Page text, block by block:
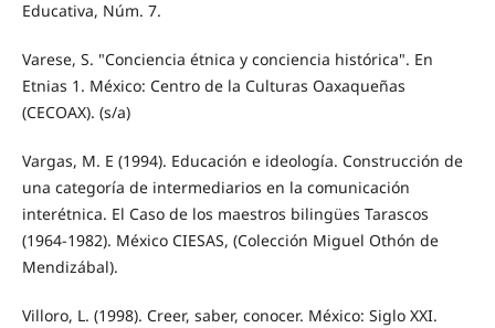
Educativa, Núm. 7.
Varese, S. "Conciencia étnica y conciencia histórica". En
Etnias 1. México: Centro de la Culturas Oaxaqueñas
(CECOAX). (s/a)
Vargas, M. E (1994). Educación e ideología. Construcción de
una categoría de intermediarios en la comunicación
interétnica. El Caso de los maestros bilingües Tarascos
(1964-1982). México CIESAS, (Colección Miguel Othón de
Mendizábal).
Villoro, L. (1998). Creer, saber, conocer. México: Siglo XXI.